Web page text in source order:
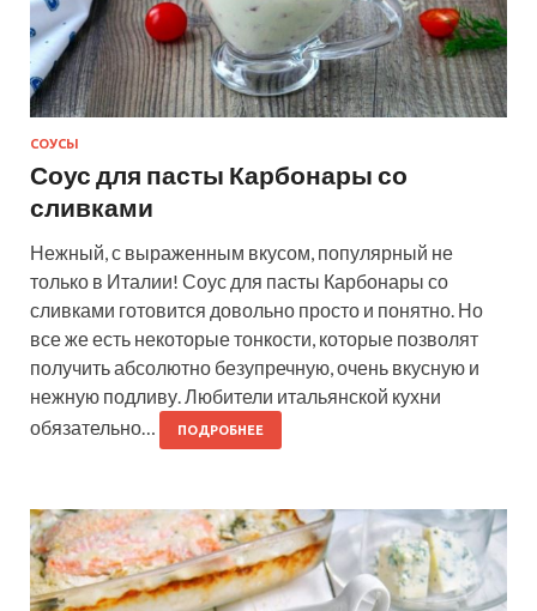
СОУСЫ
Соус для пасты Карбонары со
сливками
Нежный, с выраженным вкусом, популярный не
только в Италии! Соус для пасты Карбонары со
сливками готовится довольно просто и понятно. Но
все же есть некоторые тонкости, которые позволят
получить абсолютно безупречную, очень вкусную и
нежную подливу. Любители итальянской кухни
обязательно…
ПОДРОБНЕЕ